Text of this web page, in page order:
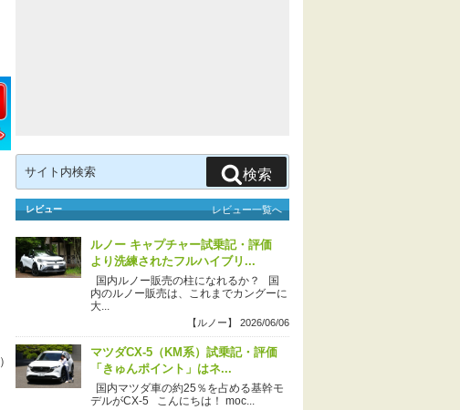
）
索:
検索
レビュー レビュー一覧へ
ルノー キャプチャー試乗記・評価
より洗練されたフルハイブリ...
国内ルノー販売の柱になれるか？ 国
内のルノー販売は、これまでカングーに
大...
【ルノー】 2026/06/06
マツダCX-5（KM系）試乗記・評価
「きゅんポイント」はネ...
国内マツダ車の約25％を占める基幹モ
デルがCX-5 こんにちは！ moc...